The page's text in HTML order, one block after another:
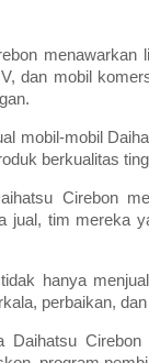
menawarkan
dan mobil
mobil-mobil
berkualitas
Cirebon
jual, tim mereka
hanya
perbaikan,
Daihatsu